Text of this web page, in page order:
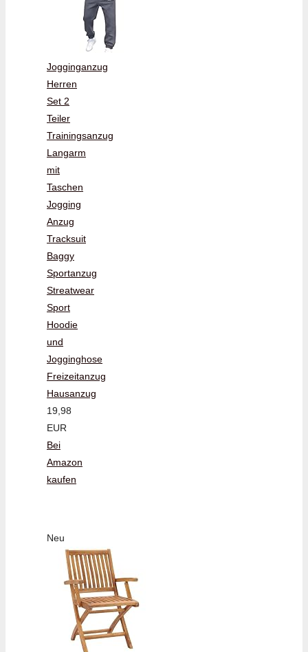
Jogginganzug
Herren
Set 2
Teiler
Trainingsanzug
Langarm
mit
Taschen
Jogging
Anzug
Tracksuit
Baggy
Sportanzug
Streatwear
Sport
Hoodie
und
Jogginghose
Freizeitanzug
Hausanzug
19,98
EUR
Bei
Amazon
kaufen
Neu